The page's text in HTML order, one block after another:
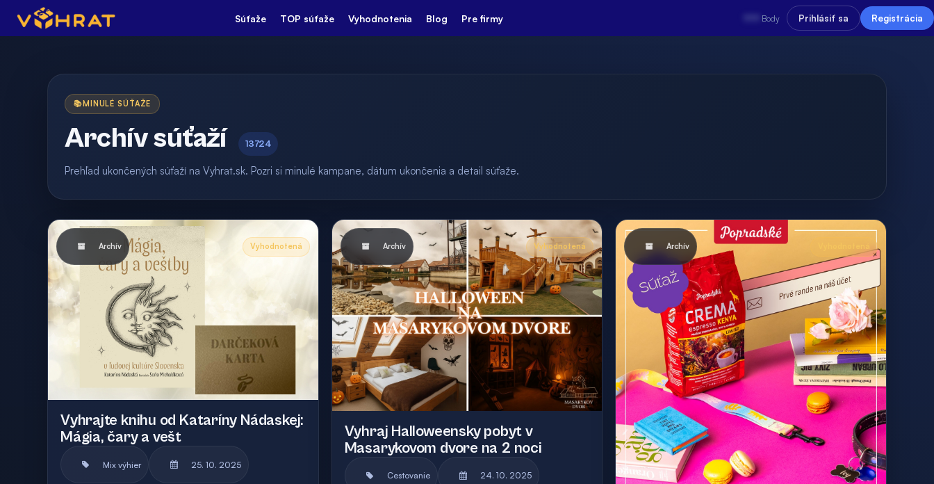
Súťaže TOP súťaže Vyhodnotenia Blog Pre firmy Body Prihlásiť sa Registrácia
📚 MINULÉ SÚŤAŽE
Archív súťaží 13724
Prehľad ukončených súťaží na Vyhrat.sk. Pozri si minulé kampane, dátum ukončenia a detail súťaže.
Archív Vyhodnotená
Vyhrajte knihu od Kataríny Nádaskej:
Mágia, čary a vešt
Mix výhier 25. 10. 2025
Archív Vyhodnotená
Vyhraj Halloweensky pobyt v
Masarykovom dvore na 2 noci
Cestovanie 24. 10. 2025
Archív